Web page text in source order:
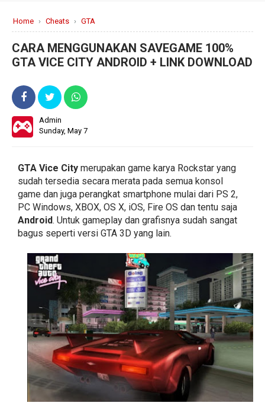
Home › Cheats › GTA
CARA MENGGUNAKAN SAVEGAME 100%
GTA VICE CITY ANDROID + LINK DOWNLOAD
Admin
Sunday, May 7
GTA Vice City merupakan game karya Rockstar yang
sudah tersedia secara merata pada semua konsol
game dan juga perangkat smartphone mulai dari PS 2,
PC Windows, XBOX, OS X, iOS, Fire OS dan tentu saja
Android. Untuk gameplay dan grafisnya sudah sangat
bagus seperti versi GTA 3D yang lain.